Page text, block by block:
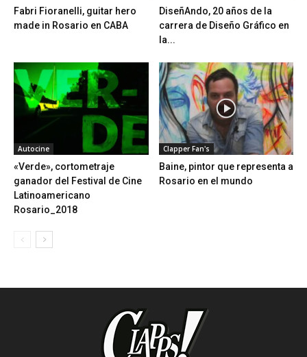
Fabri Fioranelli, guitar hero
made in Rosario en CABA
DiseñAndo, 20 años de la
carrera de Diseño Gráfico en
la...
Autocine
«Verde», cortometraje
ganador del Festival de Cine
Latinoamericano
Rosario_2018
Clapper Fan's
Baine, pintor que representa a
Rosario en el mundo